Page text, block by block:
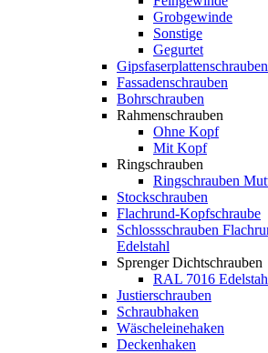
Grobgewinde
Sonstige
Gegurtet
Gipsfaserplattenschrauben
Fassadenschrauben
Bohrschrauben
Rahmenschrauben
Ohne Kopf
Mit Kopf
Ringschrauben
Ringschrauben
Stockschrauben
Flachrund-Kopfschraube
Schlossschrauben
Edelstahl
Sprenger Dichtschrauben
RAL 7016
Justierschrauben
Schraubhaken
Wäscheleinehaken
Deckenhaken